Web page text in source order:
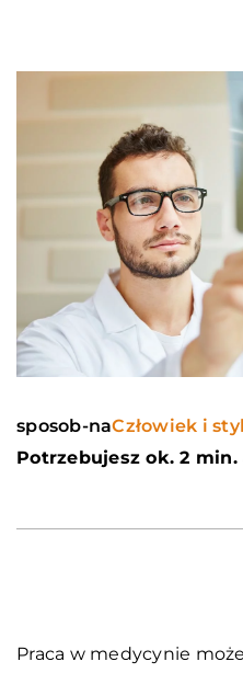
sposob-naCzłowiek i styl
Potrzebujesz ok. 2
Praca w medycynie